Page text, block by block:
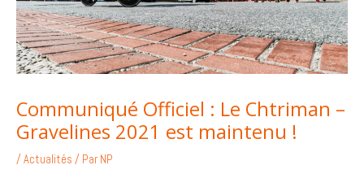
Communiqué Officiel : Le Chtriman –
Gravelines 2021 est maintenu !
/Actualités / Par NP